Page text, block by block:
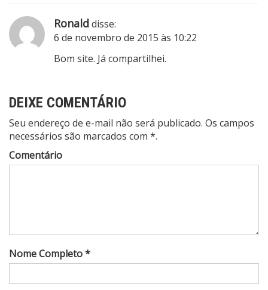
Ronalddisse:
6 de novembro de 2015 às 10:22
Bom site. Já compartilhei.
DEIXE COMENTÁRIO
Seu endereço de e-mail não será publicado. Os campos
necessários são marcados com *.
Comentário
Nome Completo *